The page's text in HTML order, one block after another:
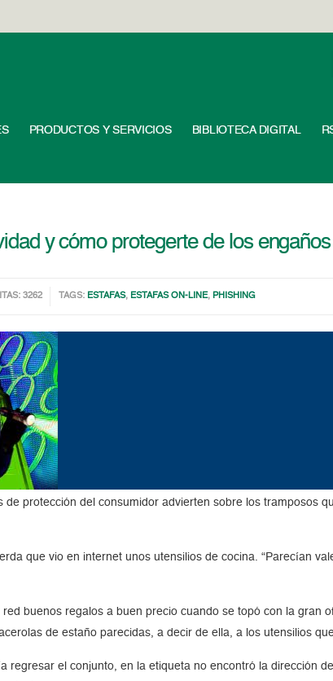
PRODUCTOS Y SERVICIOS BIBLIOTECA DIGITAL
y cómo protegerte de los engaños
3262 TAGS: ESTAFAS, ESTAFAS ON-LINE, PHISHING
de protección del consumidor advierten sobre los tramposos
que vio en internet unos utensilios de cocina. “Parecían
buenos regalos a buen precio cuando se topó con la gran
de estaño parecidas, a decir de ella, a los utensilios
regresar el conjunto, en la etiqueta no encontró la dirección